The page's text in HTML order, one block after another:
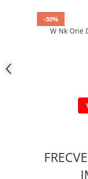
-30%
W Nk One